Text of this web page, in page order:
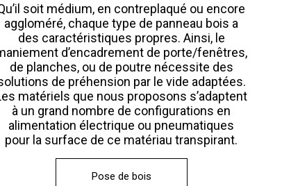
soit médium, en contreplaqué ou encore
aggloméré, chaque type de panneau bois a
des caractéristiques propres. Ainsi, le
d’encadrement de porte/fenêtres,
de planches, ou de poutre nécessite des
de préhension par le vide adaptées.
matériels que nous proposons s’adaptent
à un grand nombre de configurations en
alimentation électrique ou pneumatiques
pour la surface de ce matériau transpirant.
Pose de bois